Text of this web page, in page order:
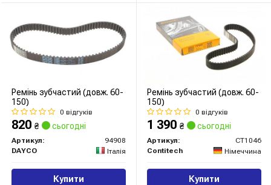
Ремінь зубчастий (довж. 60-
150)
0 відгуків
820 ₴ сьогодні
Артикул:
94908
DAYCO
Італія
Купити
Ремінь зубчастий (довж. 60-
150)
0 відгуків
1 390 ₴ сьогодні
Артикул:
CT1046
Contitech
Німеччина
Купити